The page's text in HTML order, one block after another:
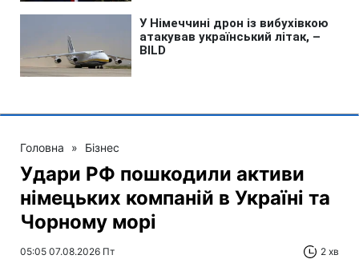
Головна » Бізнес
Удари РФ пошкодили активи
німецьких компаній в Україні та
Чорному морі
05:05 07.08.2026 Пт 2 хв